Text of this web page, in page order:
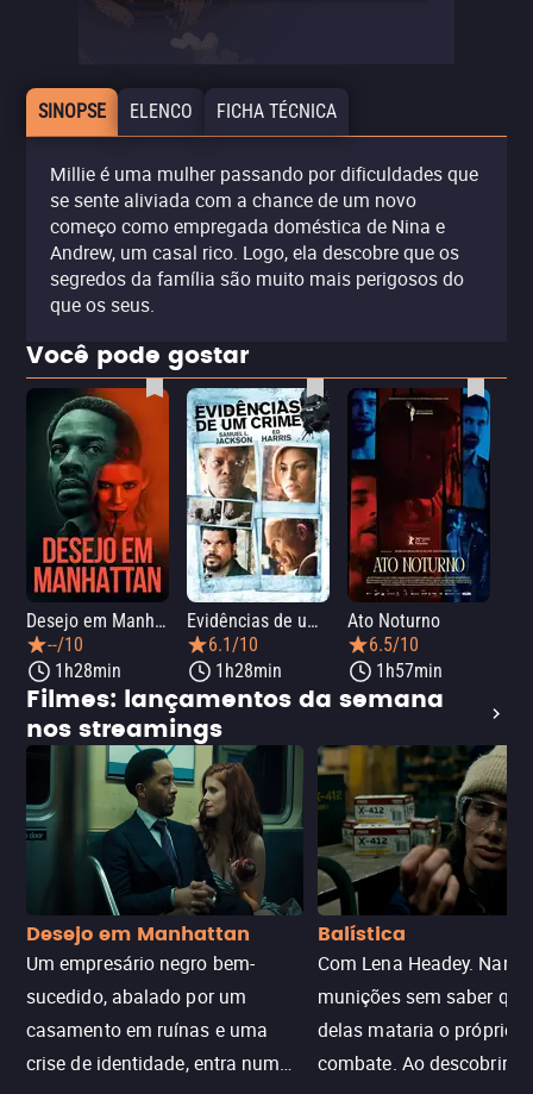
SINOPSE ELENCO FICHA TÉCNICA
Millie é uma mulher passando por dificuldades que
se sente aliviada com a chance de um novo
começo como empregada doméstica de Nina e
Andrew, um casal rico. Logo, ela descobre que os
segredos da família são muito mais perigosos do
que os seus.
Você pode gostar
Desejo em Manhattan
--/10
1h28min
Evidências de um Crime
6.1/10
1h28min
Ato Noturno
6.5/10
1h57min
Filmes: lançamentos da semana
nos streamings
Desejo em Manhattan
Um empresário negro bem-
sucedido, abalado por um
casamento em ruínas e uma
crise de identidade, entra num
Balística
Com Lena Headey.
munições sem saber
delas mataria o próprio
combate. Ao descobrir a